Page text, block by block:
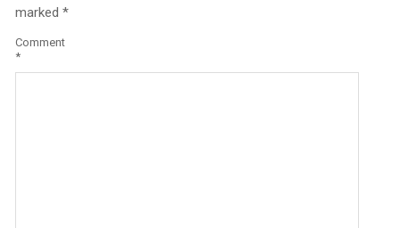
marked *
Comment
*